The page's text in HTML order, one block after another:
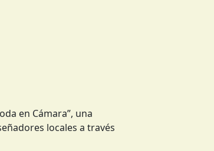
en Cámara”, una
locales a través